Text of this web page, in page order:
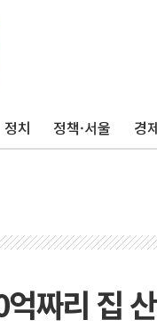
정치 정책·서울 경
짜리 집